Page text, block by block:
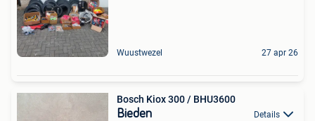
Wuustwezel 27 apr 26
Bosch Kiox 300 / BHU3600
Bieden Details